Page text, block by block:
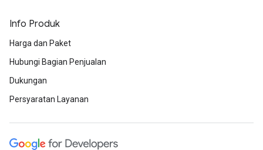
Info Produk
Harga dan Paket
Hubungi Bagian Penjualan
Dukungan
Persyaratan Layanan